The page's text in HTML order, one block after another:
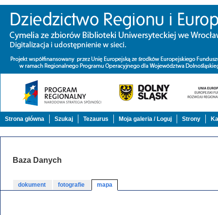
Strona główna Szukaj Tezaurus Moja galeria / Loguj Strony
Baza Danych
dokument fotografie mapa